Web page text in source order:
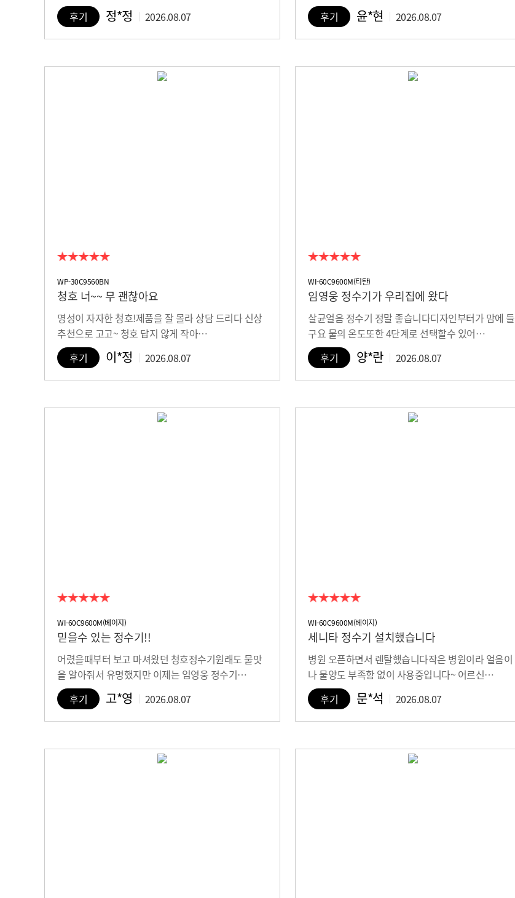
후기
정*정 2026.08.07
후기
윤*현 2026.08.07
WP-30C9560BN
청호 너~~ 무 괜찮아요
명성이 자자한 청호!제품을 잘 몰라 상담 드리다 신상
추천으로 고고~ 청호 답지 않게 작아…
후기
이*정 2026.08.07
WI-60C9600M(티탄)
임영웅 정수기가 우리집에 왔다
살균얼음 정수기 정말 좋습니다디자인부터가 맘에 들
구요 물의 온도또한 4단계로 선택할수 있어…
후기
양*란 2026.08.07
WI-60C9600M(베이지)
믿을수 있는 정수기!!
어렸을때부터 보고 마셔왔던 청호정수기원래도 물맛
을 알아줘서 유명했지만 이제는 임영웅 정수기…
후기
고*영 2026.08.07
WI-60C9600M(베이지)
세니타 정수기 설치했습니다
병원 오픈하면서 렌탈했습니다작은 병원이라 얼음이
나 물양도 부족함 없이 사용중입니다~ 어르신…
후기
문*석 2026.08.07